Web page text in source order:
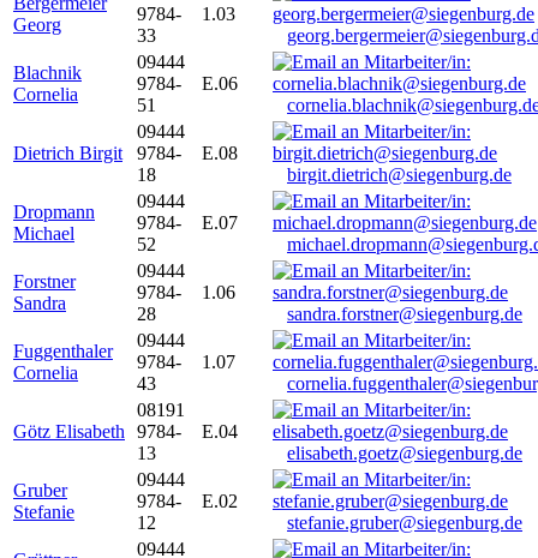
Georg
9784-
33
1.03
Blachnik
Cornelia
09444
9784-
51
E.06
Dietrich Birgit
09444
9784-
18
E.08
birgit.dietrich@siegenburg.de
Dropmann
Michael
09444
9784-
52
E.07
Forstner
Sandra
09444
9784-
28
1.06
sandra.forstner@siegenburg.de
Fuggenthaler
Cornelia
09444
9784-
43
1.07
Götz Elisabeth
08191
9784-
13
E.04
elisabeth.goetz@siegenburg.de
Gruber
Stefanie
09444
9784-
12
E.02
stefanie.gruber@siegenburg.de
09444